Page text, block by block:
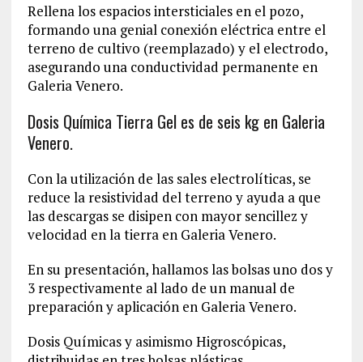
Rellena los espacios intersticiales en el pozo,
formando una genial conexión eléctrica entre el
terreno de cultivo (reemplazado) y el electrodo,
asegurando una conductividad permanente en
Galeria Venero.
Dosis Química Tierra Gel es de seis kg en Galeria
Venero.
Con la utilización de las sales electrolíticas, se
reduce la resistividad del terreno y ayuda a que
las descargas se disipen con mayor sencillez y
velocidad en la tierra en Galeria Venero.
En su presentación, hallamos las bolsas uno dos y
3 respectivamente al lado de un manual de
preparación y aplicación en Galeria Venero.
Dosis Químicas y asimismo Higroscópicas,